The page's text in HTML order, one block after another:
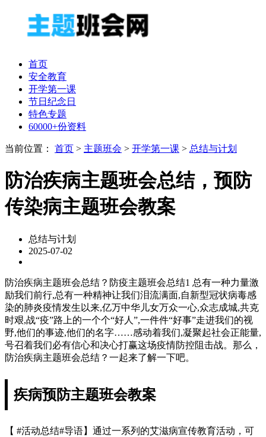
首页
安全教育
开学第一课
节日纪念日
特色专题
60000+份资料
当前位置： 首页 > 主题班会 > 开学第一课 > 总结与计划
防治疾病主题班会总结，预防
传染病主题班会教案
总结与计划
2025-07-02
防治疾病主题班会总结？防疫主题班会总结1 总有一种力量激
励我们前行,总有一种精神让我们泪流满面,自新型冠状病毒感
染的肺炎疫情发生以来,亿万中华儿女万众一心,众志成城,共克
时艰,战“疫”路上的一个个“好人”,一件件“好事”走进我们的视
野,他们的事迹,他们的名字……感动着我们,凝聚起社会正能量,
号召着我们必有信心和决心打赢这场疫情防控阻击战。那么，
防治疾病主题班会总结？一起来了解一下吧。
疾病预防主题班会教案
【 #活动总结#导语】通过一系列的艾滋病宣传教育活动，可